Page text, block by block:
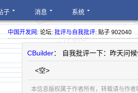
子 消息 系统
中国开发网: 论坛:批评与自我批评: 贴子 902040
CBuilder： 自我批评一下：昨天问
<空>
本信息版权属于作者所有，转载请与作